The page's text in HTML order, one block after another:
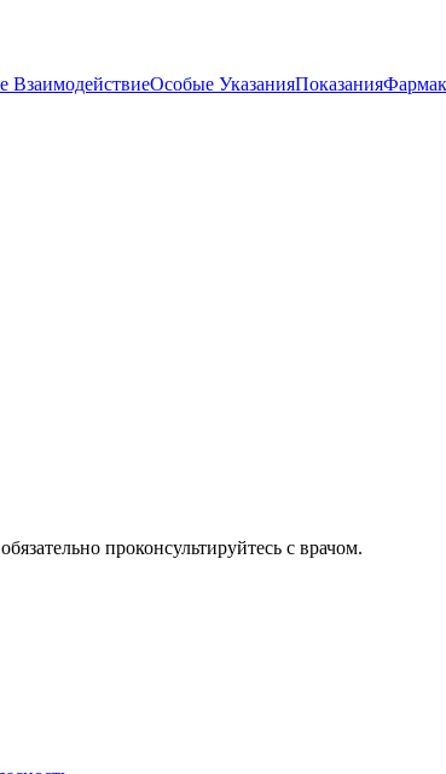
ВзаимодействиеОсобые УказанияПоказания
проконсультируйтесь с врачом.